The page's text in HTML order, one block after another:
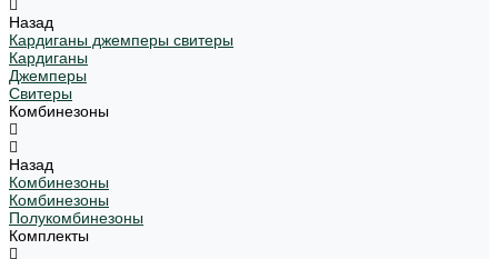
Назад
Кардиганы джемперы свитеры
Кардиганы
Джемперы
Свитеры
Комбинезоны
Назад
Комбинезоны
Комбинезоны
Полукомбинезоны
Комплекты